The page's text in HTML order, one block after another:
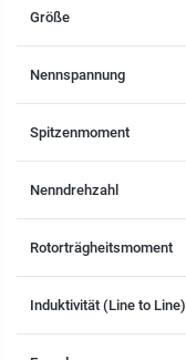
Größe
Nennspannung
Spitzenmoment
Nenndrehzahl
Rotorträgheitsmoment
Induktivität (Line to Line)